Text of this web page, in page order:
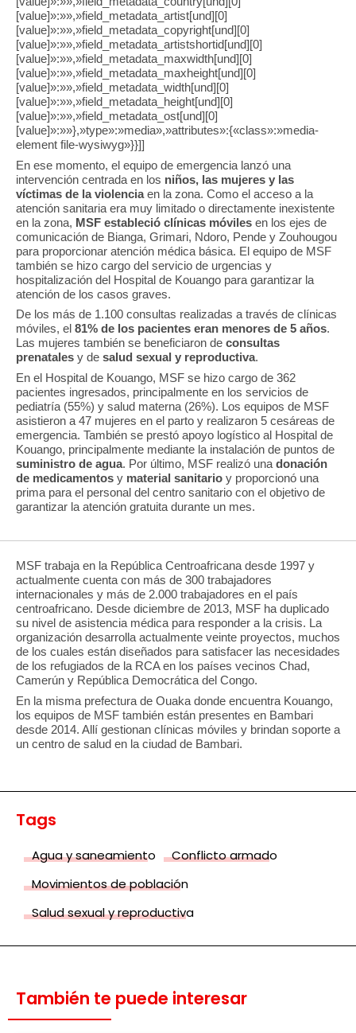
[value]»:»»,»field_metadata_artist[und][0]
[value]»:»»,»field_metadata_copyright[und][0]
[value]»:»»,»field_metadata_artistshortid[und][0]
[value]»:»»,»field_metadata_maxwidth[und][0]
[value]»:»»,»field_metadata_maxheight[und][0]
[value]»:»»,»field_metadata_width[und][0]
[value]»:»»,»field_metadata_height[und][0]
[value]»:»»,»field_metadata_ost[und][0]
[value]»:»»},»type»:»media»,»attributes»:{«class»:»media-
element file-wysiwyg»}}]]
En ese momento, el equipo de emergencia lanzó una
intervención centrada en los niños, las mujeres y las
víctimas de la violenciaen la zona. Como el acceso a la
atención sanitaria era muy limitado o directamente inexistente
en la zona, MSF estableció clínicas móviles en los ejes de
comunicación de Bianga, Grimari, Ndoro, Pende y Zouhougou
para proporcionar atención médica básica. El equipo de MSF
también se hizo cargo del servicio de urgencias y
hospitalización del Hospital de Kouango para garantizar la
atención de los casos graves.
De los más de 1.100 consultas realizadas a través de clínicas
móviles, el 81% de los pacientes eran menores de 5 años.
Las mujeres también se beneficiaron de consultas
prenatales y de salud sexual y reproductiva.
En el Hospital de Kouango, MSF se hizo cargo de 362
pacientes ingresados, principalmente en los servicios de
pediatría (55%) y salud materna (26%). Los equipos de MSF
asistieron a 47 mujeres en el parto y realizaron 5 cesáreas de
emergencia. También se prestó apoyo logístico al Hospital de
Kouango, principalmente mediante la instalación de puntos de
suministro de agua. Por último, MSF realizó una donación
de medicamentos y material sanitario y proporcionó una
prima para el personal del centro sanitario con el objetivo de
garantizar la atención gratuita durante un mes.
MSF trabaja en la República Centroafricana desde 1997 y
actualmente cuenta con más de 300 trabajadores
internacionales y más de 2.000 trabajadores en el país
centroafricano. Desde diciembre de 2013, MSF ha duplicado
su nivel de asistencia médica para responder a la crisis. La
organización desarrolla actualmente veinte proyectos, muchos
de los cuales están diseñados para satisfacer las necesidades
de los refugiados de la RCA en los países vecinos Chad,
Camerún y República Democrática del Congo.
En la misma prefectura de Ouaka donde encuentra Kouango,
los equipos de MSF también están presentes en Bambari
desde 2014. Allí gestionan clínicas móviles y brindan soporte a
un centro de salud en la ciudad de Bambari.
Tags
Agua y saneamiento
Conflicto armado
Movimientos de población
Salud sexual y reproductiva
También te puede interesar